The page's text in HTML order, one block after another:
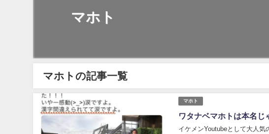
マホト
マホトの記事一覧
マホト
ワタナベマホトは本名
イケメンYoutubeとして大人